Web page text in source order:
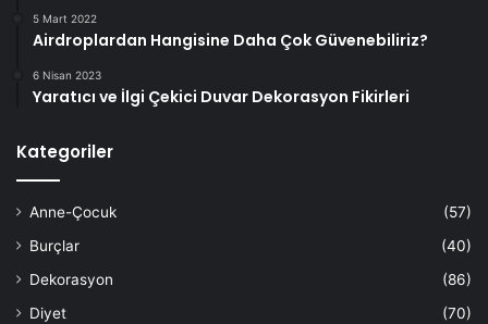
5 Mart 2022
Airdroplardan Hangisine Daha Çok Güvenebiliriz?
6 Nisan 2023
Yaratıcı ve İlgi Çekici Duvar Dekorasyon Fikirleri
Kategoriler
Anne-Çocuk
(57)
Burçlar
(40)
Dekorasyon
(86)
Diyet
(70)